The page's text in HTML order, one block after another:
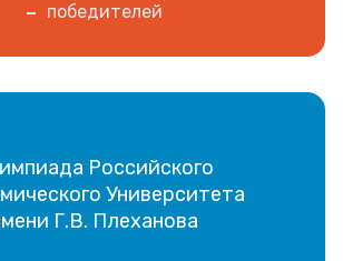
- победителей
Российского
Университета
Г.В. Плеханова